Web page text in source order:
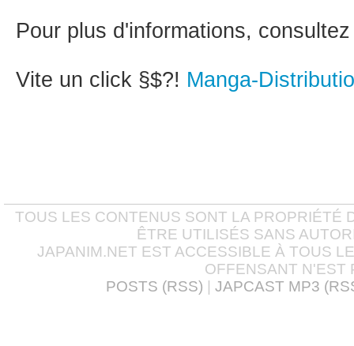
Pour plus d'informations,
Vite un click §$?! Manga-
TOUS LES CONTENUS SONT LA PROPRIÉTÉ
ÊTRE UTILISÉS SANS
JAPANIM.NET EST ACCESSIBLE À TOUS
OFFENSANT N'EST
POSTS (RSS)
JAPCAST MP3